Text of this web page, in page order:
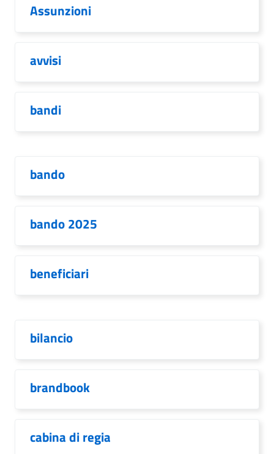
Assunzioni
avvisi
bandi
bando
bando 2025
beneficiari
bilancio
brandbook
cabina di regia